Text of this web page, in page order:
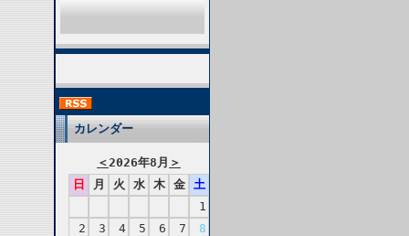
カレンダー
＜2026年8月 ＞
日
月 火 水 木 金
土
1
2
3 4 5 6 7
8